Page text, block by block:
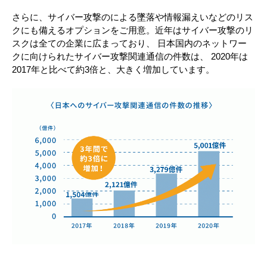
さらに、サイバー攻撃のによる墜落や情報漏えいなどのリス
クにも備えるオプションをご用意。近年はサイバー攻撃のリ
スクは全ての企業に広まっており、 日本国内のネットワー
クに向けられたサイバー攻撃関連通信の件数は、 2020年は
2017年と比べて約3倍と、大きく増加しています。